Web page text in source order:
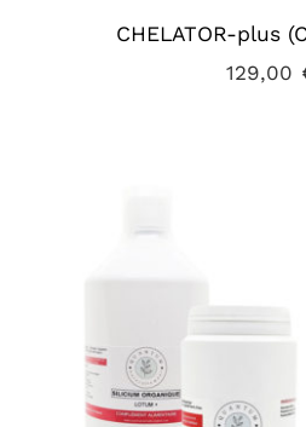
CHELATOR-plus
129,00